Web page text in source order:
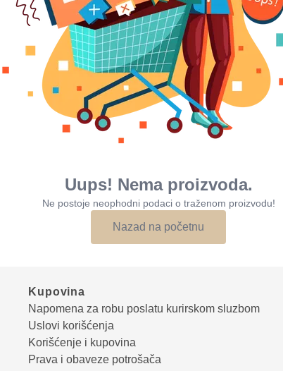
Uups! Nema proizvoda.
Ne postoje neophodni podaci o traženom proizvodu!
Nazad na početnu
Kupovina
Napomena za robu poslatu kurirskom sluzbom
Uslovi korišćenja
Korišćenje i kupovina
Prava i obaveze potrošača